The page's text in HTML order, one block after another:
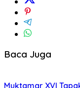
Baca Juga
Muktamar XVI